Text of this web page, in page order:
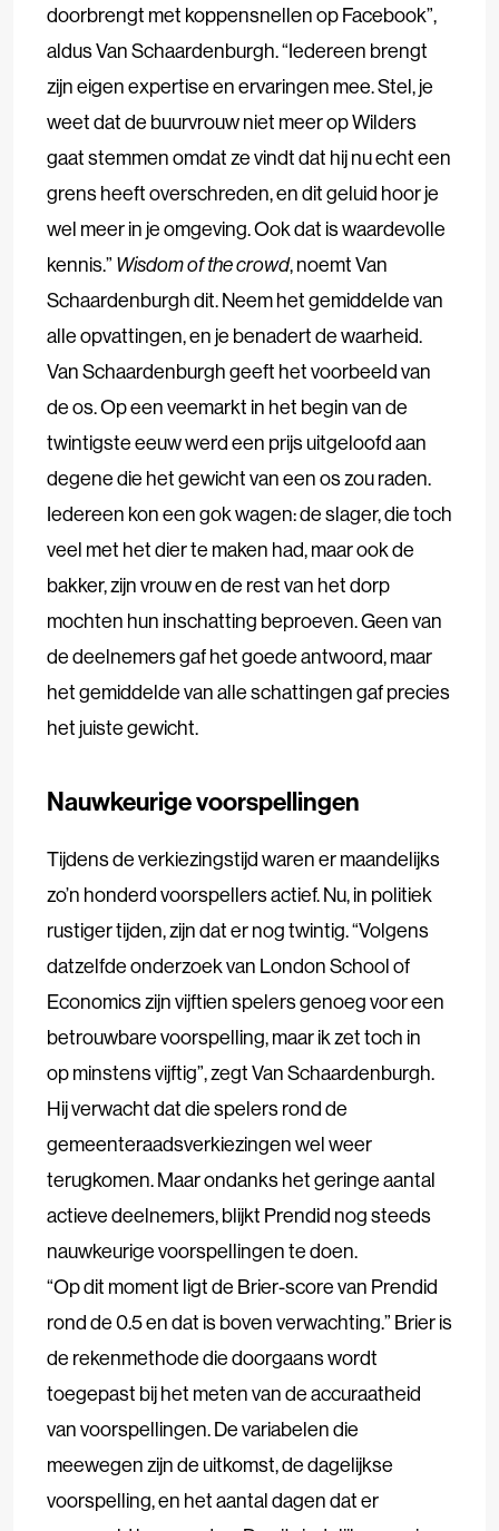
doorbrengt met koppensnellen op Facebook”,
aldus Van Schaardenburgh. “Iedereen brengt
zijn eigen expertise en ervaringen mee. Stel, je
weet dat de buurvrouw niet meer op Wilders
gaat stemmen omdat ze vindt dat hij nu echt een
grens heeft overschreden, en dit geluid hoor je
wel meer in je omgeving. Ook dat is waardevolle
kennis.” Wisdom of the crowd, noemt Van
Schaardenburgh dit. Neem het gemiddelde van
alle opvattingen, en je benadert de waarheid.
Van Schaardenburgh geeft het voorbeeld van
de os. Op een veemarkt in het begin van de
twintigste eeuw werd een prijs uitgeloofd aan
degene die het gewicht van een os zou raden.
Iedereen kon een gok wagen: de slager, die toch
veel met het dier te maken had, maar ook de
bakker, zijn vrouw en de rest van het dorp
mochten hun inschatting beproeven. Geen van
de deelnemers gaf het goede antwoord, maar
het gemiddelde van alle schattingen gaf precies
het juiste gewicht.
Nauwkeurige voorspellingen
Tijdens de verkiezingstijd waren er maandelijks
zo’n honderd voorspellers actief. Nu, in politiek
rustiger tijden, zijn dat er nog twintig. “Volgens
datzelfde onderzoek van London School of
Economics zijn vijftien spelers genoeg voor een
betrouwbare voorspelling, maar ik zet toch in
op minstens vijftig”, zegt Van Schaardenburgh.
Hij verwacht dat die spelers rond de
gemeenteraadsverkiezingen wel weer
terugkomen. Maar ondanks het geringe aantal
actieve deelnemers, blijkt Prendid nog steeds
nauwkeurige voorspellingen te doen.
“Op dit moment ligt de Brier-score van Prendid
rond de 0.5 en dat is boven verwachting.” Brier is
de rekenmethode die doorgaans wordt
toegepast bij het meten van de accuraatheid
van voorspellingen. De variabelen die
meewegen zijn de uitkomst, de dagelijkse
voorspelling, en het aantal dagen dat er